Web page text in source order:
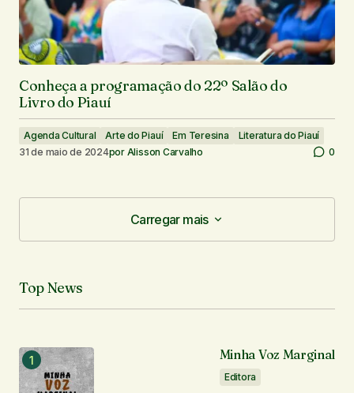
Conheça a programação do 22º Salão do
Livro do Piauí
Agenda Cultural Arte do Piauí Em Teresina
Literatura do Piauí
31 de maio de 2024por Alisson Carvalho 0
Carregar mais
Carregar mais
Top News
Minha Voz Marginal
Editora